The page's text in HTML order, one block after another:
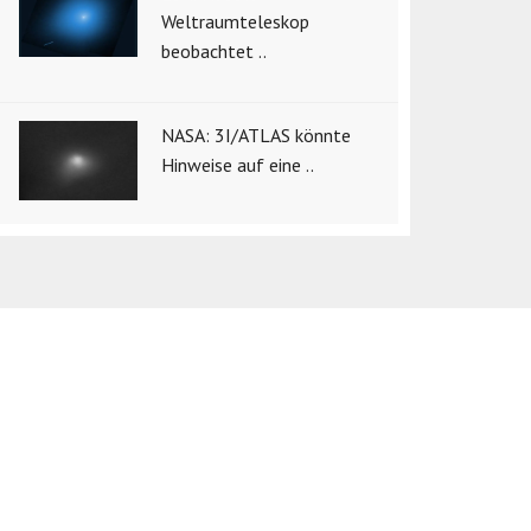
Weltraumteleskop
beobachtet ..
NASA: 3I/ATLAS könnte
Hinweise auf eine ..